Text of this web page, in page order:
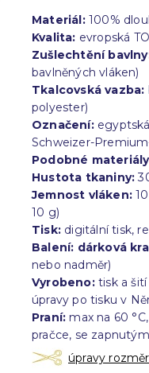
Materiál:100%
Kvalita: evropská
Zušlechtění
bavlněných vláken)
Tkalcovská vazba:
polyester)
Označení:
Schweizer-
Podobné
Hustota tkaniny:
Jemnost vláken:
10 g)
Tisk: digitální tisk,
Balení: dárková
nebo nadměr)
Vyrobeno:tisk a šití
úpravy po tisku v
Praní: max na 60
pračce, se
úpravy